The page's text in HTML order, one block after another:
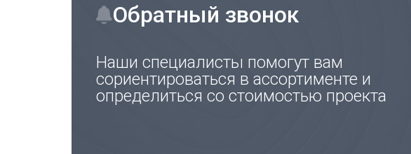
Обратный звонок
Наши специалисты помогут вам
сориентироваться в ассортименте и
определиться со стоимостью проекта